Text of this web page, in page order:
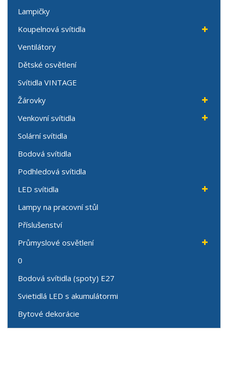
Lampičky
Koupelnová svítidla
Ventilátory
Dětské osvětlení
Svítidla VINTAGE
Žárovky
Venkovní svítidla
Solární svítidla
Bodová svítidla
Podhledová svítidla
LED svítidla
Lampy na pracovní stůl
Příslušenství
Průmyslové osvětlení
0
Bodová svítidla (spoty) E27
Svietidlá LED s akumulátormi
Bytové dekorácie